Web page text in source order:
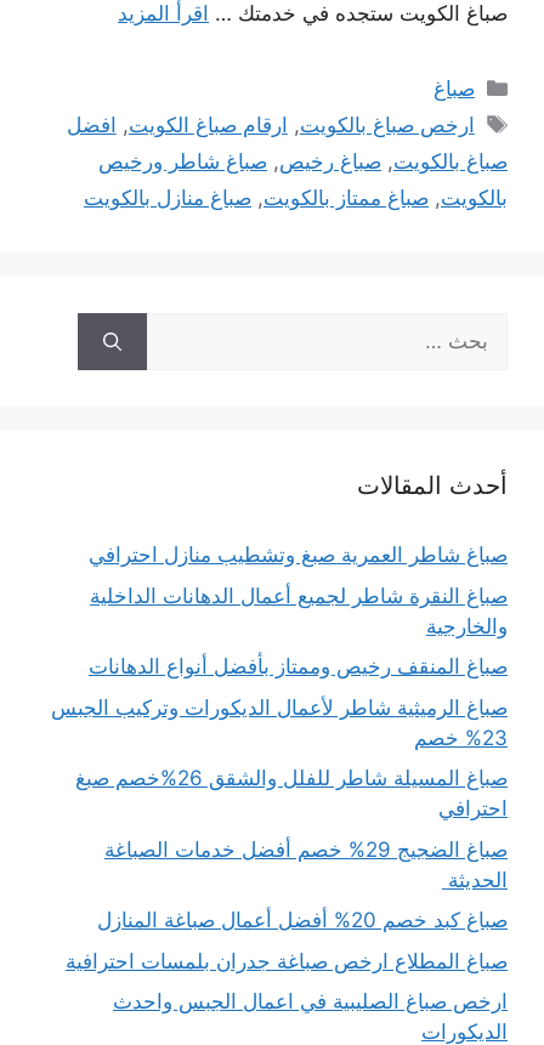
صباغ الكويت ستجده في خدمتك … اقرأ المزيد
التصنيفات
صباغ
الوسوم
ارخص صباغ بالكويت, ارقام صباغ الكويت, افضل
صباغ بالكويت, صباغ رخيص, صباغ شاطر ورخيص
بالكويت, صباغ ممتاز بالكويت, صباغ منازل بالكويت
عن:
أحدث المقالات
صباغ شاطر العمرية صبغ وتشطيب منازل احترافي
صباغ النقرة شاطر لجميع أعمال الدهانات الداخلية
والخارجية
صباغ المنقف رخيص وممتاز بأفضل أنواع الدهانات
صباغ الرميثية شاطر لأعمال الديكورات وتركيب الجبس
23% خصم
صباغ المسيلة شاطر للفلل والشقق 26%خصم صبغ
احترافي
صباغ الضجيج 29% خصم أفضل خدمات الصباغة
الحديثة
صباغ كبد خصم 20% أفضل أعمال صباغة المنازل
صباغ المطلاع ارخص صباغة جدران بلمسات احترافية
ارخص صباغ الصليبية في اعمال الجبس واحدث
الديكورات